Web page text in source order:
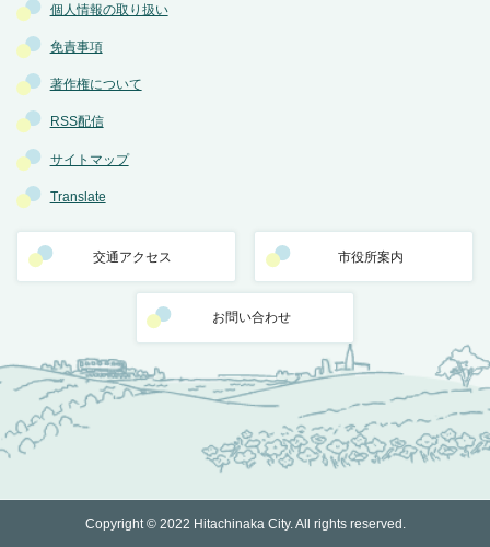
個人情報の取り扱い
免責事項
著作権について
RSS配信
サイトマップ
Translate
交通アクセス 市役所案内
お問い合わせ
Copyright © 2022 Hitachinaka City. All rights reserved.